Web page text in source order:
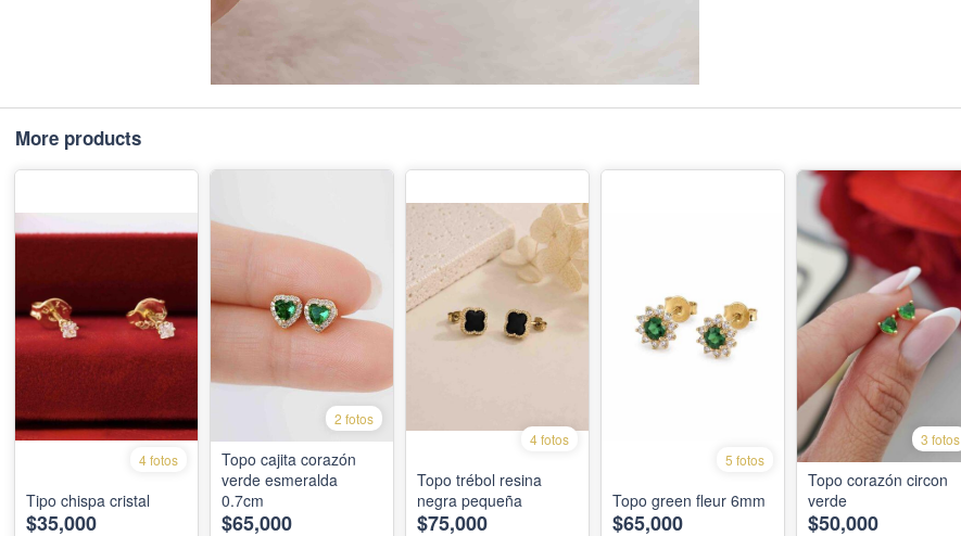
More products
4 fotos
Tipo chispa cristal
$35,000
2 fotos
Topo cajita corazón
verde esmeralda
0.7cm
$65,000
4 fotos
Topo trébol resina
negra pequeña
$75,000
5 fotos
Topo green fleur 6mm
$65,000
3 fotos
Topo corazón circon
verde
$50,000